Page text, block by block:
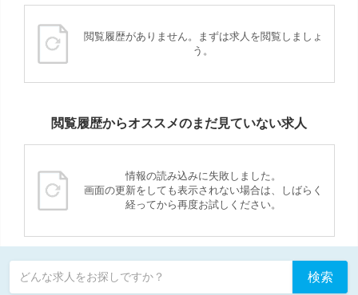
閲覧履歴がありません。まずは求人を閲覧しましょ
う。
閲覧履歴からオススメのまだ見ていない求人
情報の読み込みに失敗しました。
画面の更新をしても表示されない場合は、しばらく
経ってから再度お試しください。
どんな求人をお探しですか？ 検索